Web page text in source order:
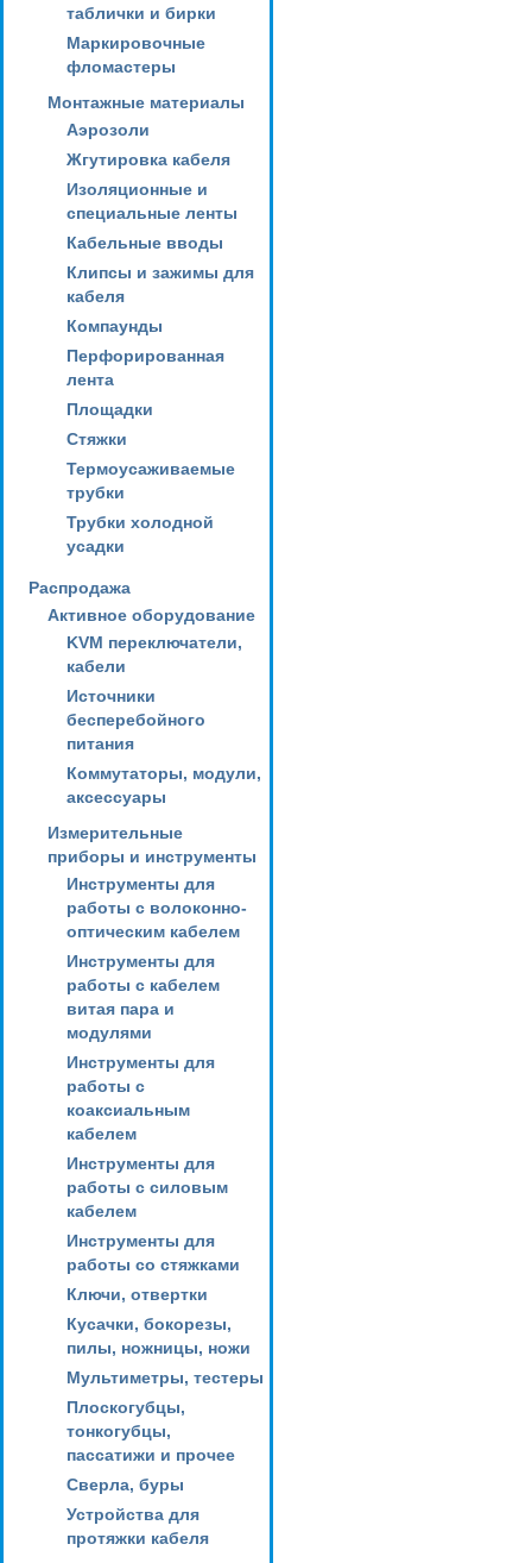
таблички и бирки
Маркировочные
фломастеры
Монтажные материалы
Аэрозоли
Жгутировка кабеля
Изоляционные и
специальные ленты
Кабельные вводы
Клипсы и зажимы для
кабеля
Компаунды
Перфорированная
лента
Площадки
Стяжки
Термоусаживаемые
трубки
Трубки холодной
усадки
Распродажа
Активное оборудование
KVM переключатели,
кабели
Источники
бесперебойного
питания
Коммутаторы, модули,
аксессуары
Измерительные
приборы и инструменты
Инструменты для
работы с волоконно-
оптическим кабелем
Инструменты для
работы с кабелем
витая пара и
модулями
Инструменты для
работы с
коаксиальным
кабелем
Инструменты для
работы с силовым
кабелем
Инструменты для
работы со стяжками
Ключи, отвертки
Кусачки, бокорезы,
пилы, ножницы, ножи
Мультиметры, тестеры
Плоскогубцы,
тонкогубцы,
пассатижи и прочее
Сверла, буры
Устройства для
протяжки кабеля